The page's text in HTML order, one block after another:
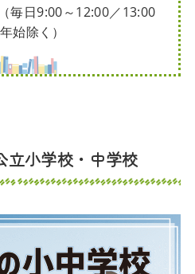
毎日9:00～12:00／13:00
始除く）
立小学校・中学校